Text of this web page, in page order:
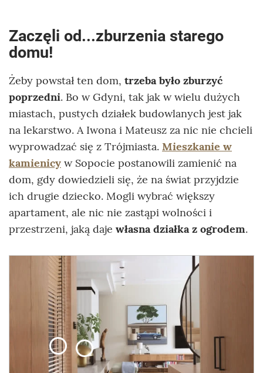
Zaczęli od...zburzenia starego
domu!
Żeby powstał ten dom, trzeba było zburzyć
poprzedni. Bo w Gdyni, tak jak w wielu dużych
miastach, pustych działek budowlanych jest jak
na lekarstwo. A Iwona i Mateusz za nic nie chcieli
wyprowadzać się z Trójmiasta. Mieszkanie w
kamienicy w Sopocie postanowili zamienić na
dom, gdy dowiedzieli się, że na świat przyjdzie
ich drugie dziecko. Mogli wybrać większy
apartament, ale nic nie zastąpi wolności i
przestrzeni, jaką daje własna działka z ogrodem.